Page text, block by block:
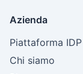
Azienda
Piattaforma IDP
Chi siamo